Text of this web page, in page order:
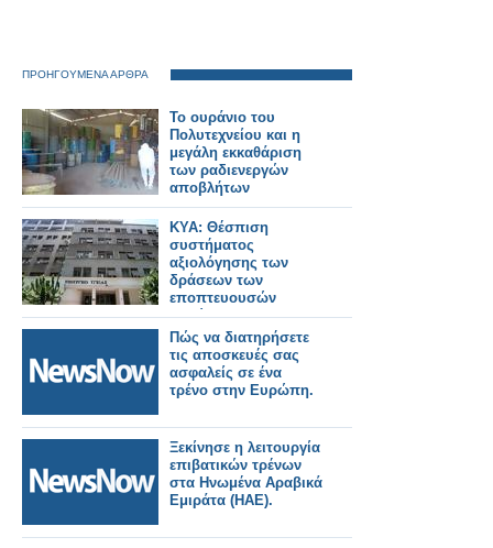
ΠΡΟΗΓΟΥΜΕΝΑ ΑΡΘΡΑ
Το ουράνιο του
Πολυτεχνείου και η
μεγάλη εκκαθάριση
των ραδιενεργών
αποβλήτων
ΚΥΑ: Θέσπιση
συστήματος
αξιολόγησης των
δράσεων των
εποπτευουσών
αρχών του
Υπουργείου Υγείας
Πώς να διατηρήσετε
τις αποσκευές σας
ασφαλείς σε ένα
τρένο στην Ευρώπη.
Ξεκίνησε η λειτουργία
επιβατικών τρένων
στα Ηνωμένα Αραβικά
Εμιράτα (ΗΑΕ).